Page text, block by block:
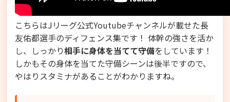
こちらはJリーグ公式Youtubeチャンネルが載せた長
友佑都選手のディフェンス集です！ 体幹の強さを活か
し、しっかり相手に身体を当てて守備をしています！
しかもその身体を当てた守備シーンは後半ですので、
やはりスタミナがあることがわかりますね。